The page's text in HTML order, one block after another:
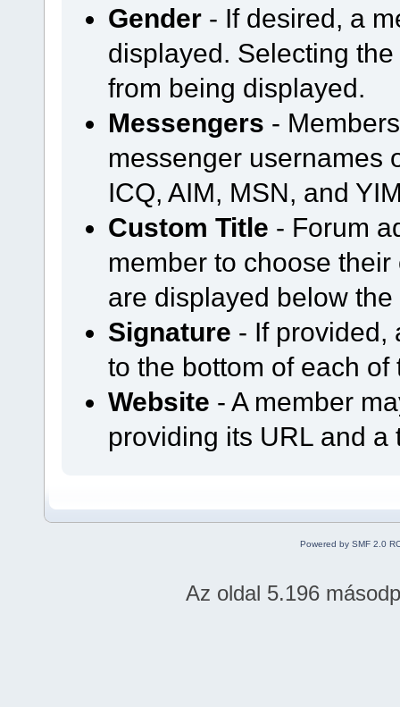
Gender - If desired, a
displayed. Selecting
from being displayed.
Messengers -
messenger usernames
ICQ, AIM, MSN, and
Custom Title - Forum
member to choose
are displayed below
Signature - If provided,
to the bottom of each of
Website - A member
providing its URL and a
Powered by SMF 2.0
Az oldal 5.196